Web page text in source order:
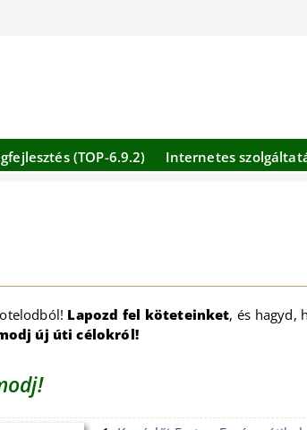
(TOP-6.9.2) Internetes
Lapozd fel köteteinket, és hagyd,
új úti célokról!